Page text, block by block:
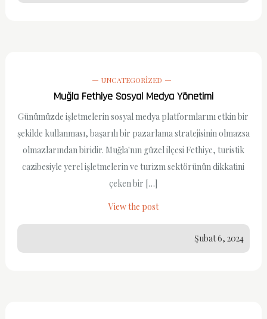
UNCATEGORIZED
Muğla Fethiye Sosyal Medya Yönetimi
Günümüzde işletmelerin sosyal medya platformlarını etkin bir
şekilde kullanması, başarılı bir pazarlama stratejisinin olmazsa
olmazlarından biridir. Muğla'nın güzel ilçesi Fethiye, turistik
cazibesiyle yerel işletmelerin ve turizm sektörünün dikkatini
çeken bir […]
View the post
Şubat 6, 2024